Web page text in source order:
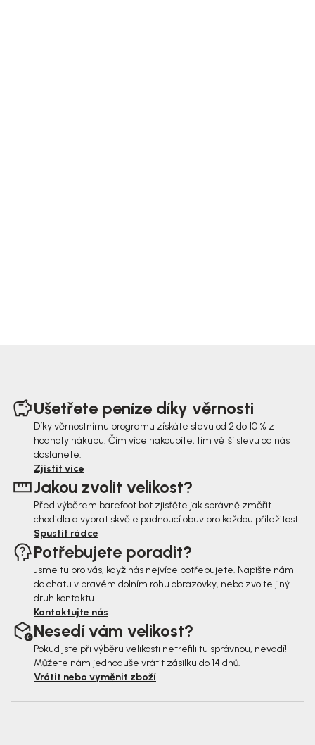
Ušetřete peníze díky věrnosti
Díky věrnostnímu programu získáte slevu od 2 do 10 % z
hodnoty nákupu. Čím více nakoupíte, tím větší slevu od nás
dostanete.
Zjistit více
Jakou zvolit velikost?
Před výběrem barefoot bot zjisťěte jak správně změřit
chodidla a vybrat skvěle padnoucí obuv pro každou příležitost.
Spustit rádce
Potřebujete poradit?
Jsme tu pro vás, když nás nejvíce potřebujete. Napište nám
do chatu v pravém dolním rohu obrazovky, nebo zvolte jiný
druh kontaktu.
Kontaktujte nás
Nesedí vám velikost?
Pokud jste při výběru velikosti netrefili tu správnou, nevadí!
Můžete nám jednoduše vrátit zásilku do 14 dnů.
Vrátit nebo vyměnit zboží